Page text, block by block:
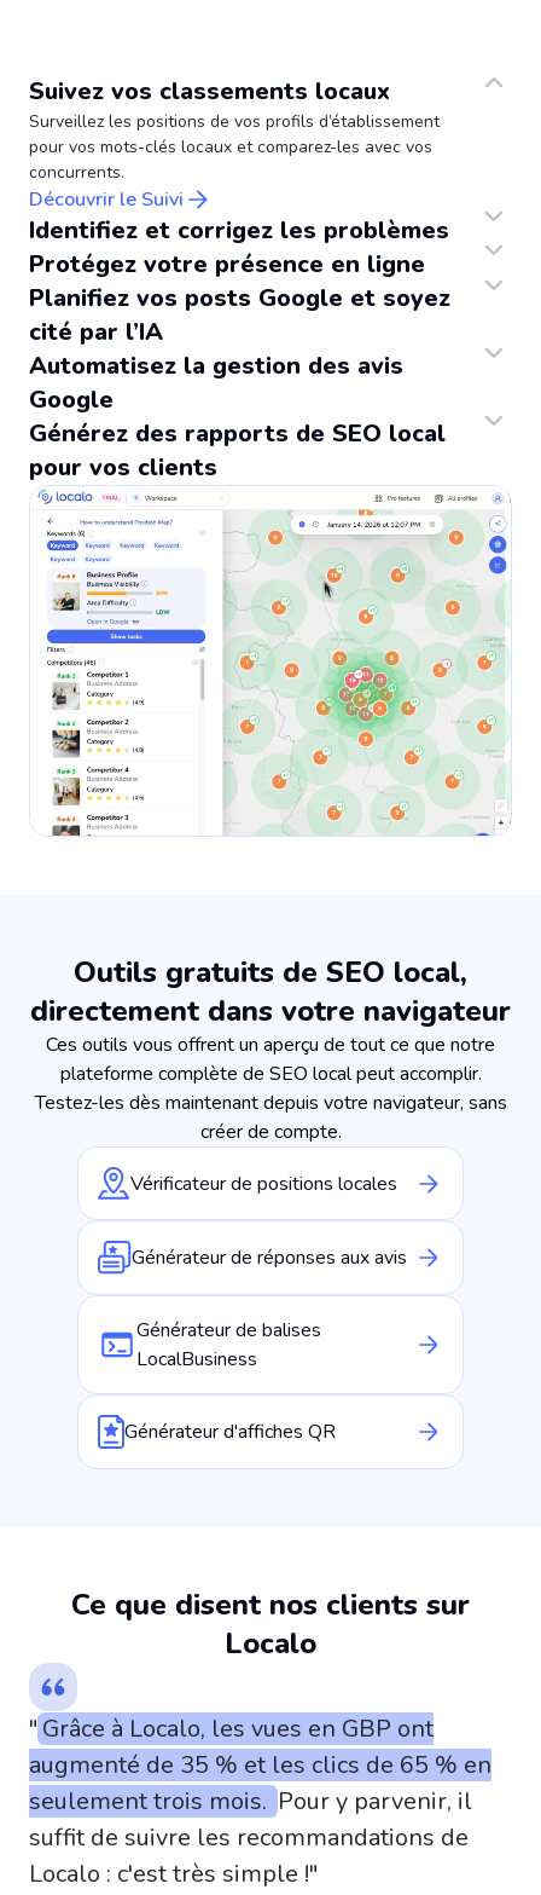
Suivez vos classements locaux
Surveillez les positions de vos profils d’établissement
pour vos mots-clés locaux et comparez-les avec vos
concurrents.
Découvrir le Suivi
Identifiez et corrigez les problèmes
Protégez votre présence en ligne
Planifiez vos posts Google et soyez
cité par l’IA
Automatisez la gestion des avis
Google
Générez des rapports de SEO local
pour vos clients
Outils gratuits de SEO local,
directement dans votre navigateur
Ces outils vous offrent un aperçu de tout ce que notre
plateforme complète de SEO local peut accomplir.
Testez-les dès maintenant depuis votre navigateur, sans
créer de compte.
Vérificateur de positions locales
Générateur de réponses aux avis
Générateur de balises
LocalBusiness
Générateur d'affiches QR
️‍Ce que disent nos clients sur
Localo